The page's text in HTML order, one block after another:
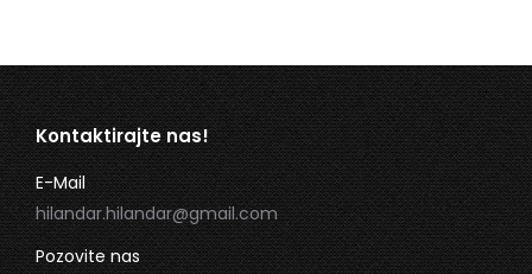
Kontaktirajte nas!
E-Mail
hilandar.hilandar@gmail.com
Pozovite nas